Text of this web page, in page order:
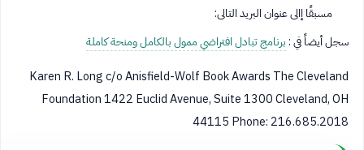
مسبقًا إالى عنوان البريد التالى:
سجل أيضاً في :برنامج تبادل افتراضي ممول بالكامل ومنحة كاملة
Karen R. Long c/o Anisfield-Wolf Book Awards The Cleveland
Foundation 1422 Euclid Avenue, Suite 1300 Cleveland, OH
44115 Phone: 216.685.2018